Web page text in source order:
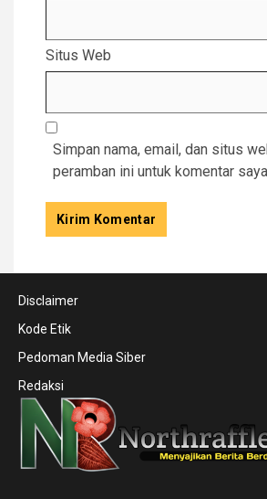
Situs Web
Simpan nama, email, dan situs
peramban ini untuk komentar
Disclaimer
Kode Etik
Pedoman Media Siber
Redaksi